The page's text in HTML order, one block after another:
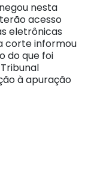
nesta
acesso
eletrônicas
corte informou
do que foi
à apuração